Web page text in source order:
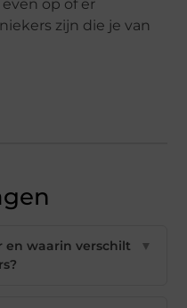
op of er
zijn die je van
en waarin verschilt
▼